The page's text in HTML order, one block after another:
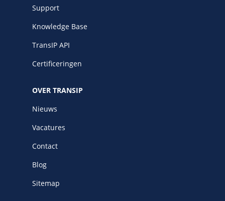
Support
Knowledge Base
TransIP API
Certificeringen
OVER TRANSIP
Nieuws
Vacatures
Contact
Blog
Sitemap